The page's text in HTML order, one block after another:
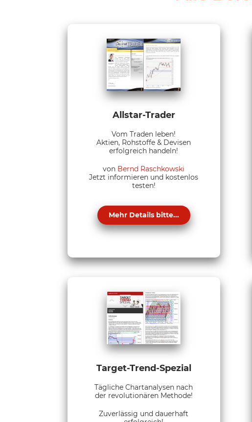
Allstar-Trader
Vom Traden leben!
Aktien, Rohstoffe & Devisen
erfolgreich handeln!
von Bernd Raschkowski
Jetzt informieren und kostenlos
testen!
Mehr Details bitte...
Target-Trend-Spezial
Tägliche Chartanalysen nach
der revolutionären Methode!
Zuverlässig und dauerhaft